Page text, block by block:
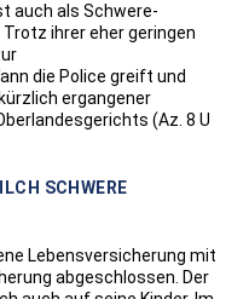
auch als Schwere-
ihrer eher geringen
die Police greift und
ergangener
(Az. 8 U
SCHWERE
Lebensversicherung mit
abgeschlossen. Der